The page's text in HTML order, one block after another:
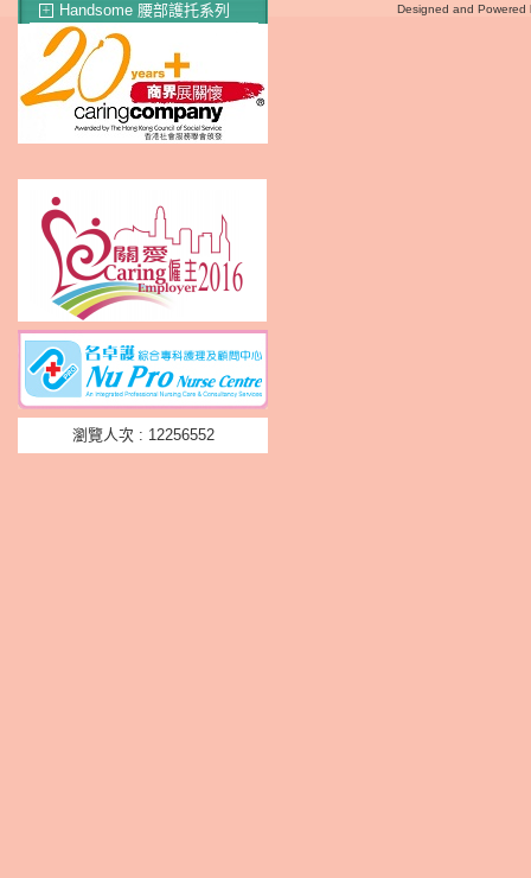
＋ Handsome 腰部護托系列
瀏覽人次 : 12256552
Designed and